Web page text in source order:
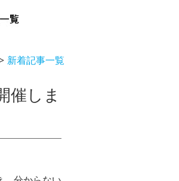
新着記事一覧
催しま